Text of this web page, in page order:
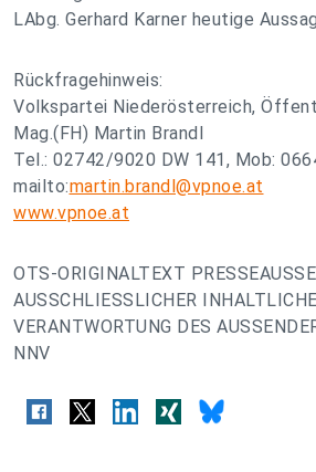
LAbg. Gerhard Karner heutige
Rückfragehinweis:
Volkspartei Niederösterreich,
Mag.(FH) Martin Brandl
Tel.: 02742/9020 DW 141, Mob:
mailto:martin.brandl@vpnoe.at
www.vpnoe.at
OTS-ORIGINALTEXT
AUSSCHLIESSLICHER
VERANTWORTUNG DES
NNV